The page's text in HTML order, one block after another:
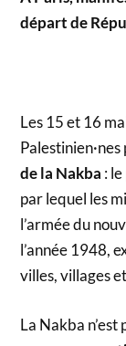
départ de
Les 15 et 16
de la Nakba :
par lequel les
l’armée du
l’année 1948,
villes, villages
La Nakba n’est